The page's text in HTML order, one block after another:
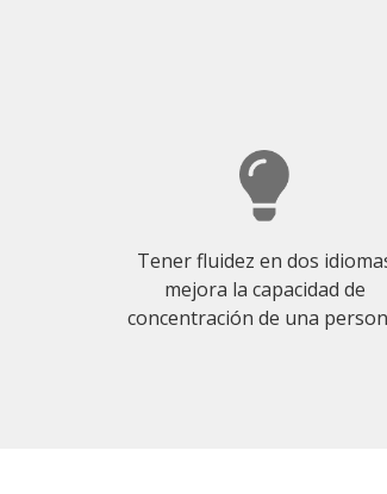
Tener fluidez en dos
mejora la capacidad de
concentración de una